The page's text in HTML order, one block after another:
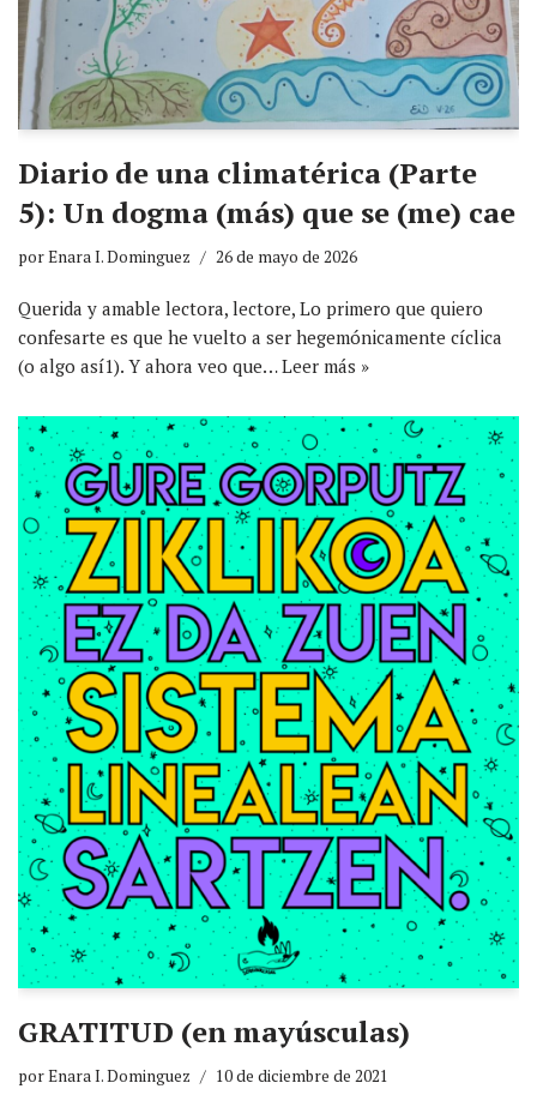
Diario de una climatérica (Parte
5): Un dogma (más) que se (me) cae
porEnara I. Dominguez 26 de mayo de 2026
Querida y amable lectora, lectore, Lo primero que quiero
confesarte es que he vuelto a ser hegemónicamente cíclica
(o algo así1). Y ahora veo que…Leer más »
GRATITUD (en mayúsculas)
porEnara I. Dominguez 10 de diciembre de 2021